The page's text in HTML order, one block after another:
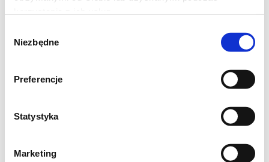
zgody
Niezbędne
Preferencje
Statystyka
Marketing